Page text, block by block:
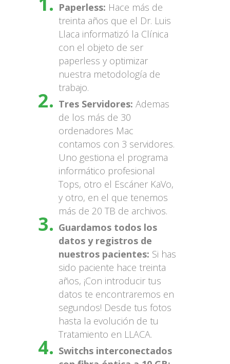
Paperless: Hace más de
treinta años que el Dr. Luis
Llaca informatizó la Clínica
con el objeto de ser
paperless y optimizar
nuestra metodología de
trabajo.
Tres Servidores: Ademas
de los más de 30
ordenadores Mac
contamos con 3 servidores.
Uno gestiona el programa
informático profesional
Tops, otro el Escáner KaVo,
y otro, en el que tenemos
más de 20 TB de archivos.
Guardamos todos los
datos y registros de
nuestros pacientes: Si has
sido paciente hace treinta
años, ¡Con introducir tus
datos te encontraremos en
segundos! Desde tus fotos
hasta la evolución de tu
Tratamiento en LLACA.
Switchs interconectados